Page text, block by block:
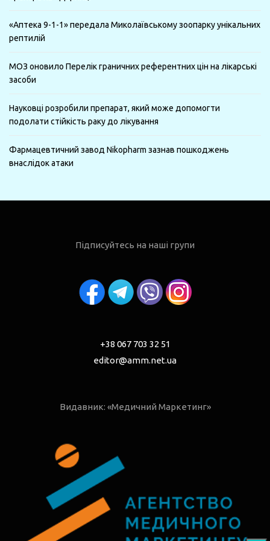
«Аптека 9-1-1» передала Миколаївському зоопарку унікальних
рептилій
МОЗ оновило Перелік граничних референтних цін на лікарські
засоби
Науковці розробили препарат, який може допомогти
подолати стійкість раку до лікування
Фармацевтичний завод Nikopharm зазнав пошкоджень
внаслідок атаки
Підписуйтесь на наші групи
+38 067 703 32 51
editor@amm.net.ua
Видавник: «Медичний Маркетинг»